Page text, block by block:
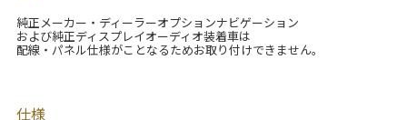
純正メーカー・ディーラーオプションナビゲーション
および純正ディスプレイオーディオ装着車は
配線・パネル仕様がことなるためお取り付けできません。
仕様